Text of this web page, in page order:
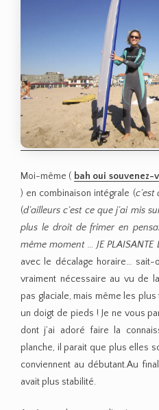
Moi-même ( bah oui souvenez-
) en combinaison intégrale (
(d’ailleurs c’est ce que j’ai mis
plus le droit de frimer en
même moment … JE PLAISANTE
avec le décalage horaire… sait-
vraiment nécessaire au vu de
pas glaciale, mais même les
un doigt de pieds ! Je ne vous
dont j’ai adoré faire la
planche, il parait que plus elles
conviennent au débutant.Au
avait plus stabilité.